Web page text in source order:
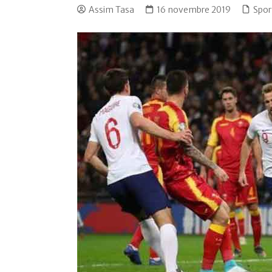
Assim Tasa 16 novembre 2019